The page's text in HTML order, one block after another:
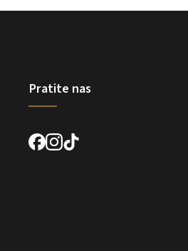
Pratite nas